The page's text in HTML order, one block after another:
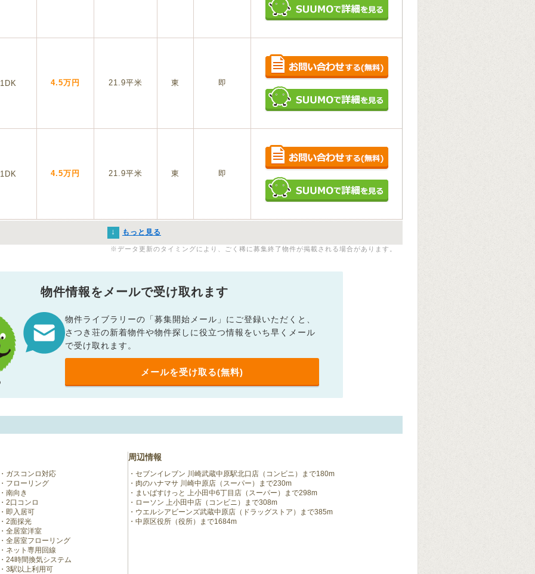
1DK 4.5万円 21.9平米 東 即
1DK 4.5万円 21.9平米 東 即
↓ もっと見る
※データ更新のタイミングにより、ごく稀に募集終了物件が掲載される場合があります。
物件情報をメールで受け取れます
物件ライブラリーの「募集開始メール」にご登録いただくと、
さつき荘の新着物件や物件探しに役立つ情報をいち早くメール
で受け取れます。
メールを受け取る(無料)
ガスコンロ対応
フローリング
南向き
2口コンロ
即入居可
2面採光
全居室洋室
全居室フローリング
ネット専用回線
24時間換気システム
3駅以上利用可
周辺情報
セブンイレブン 川崎武蔵中原駅北口店（コンビニ）まで180m
肉のハナマサ 川崎中原店（スーパー）まで230m
まいばすけっと 上小田中6丁目店（スーパー）まで298m
ローソン 上小田中店（コンビニ）まで308m
ウエルシアビーンズ武蔵中原店（ドラッグストア）まで385m
中原区役所（役所）まで1684m